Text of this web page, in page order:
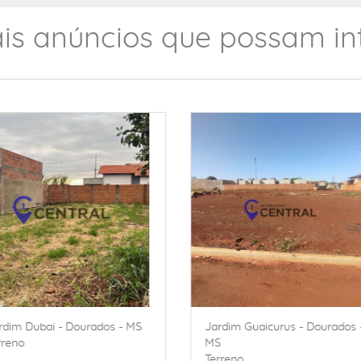
anúncios que possam
Guaicurus - Dourados -
Jardim Guaicurus - Dourados
MS